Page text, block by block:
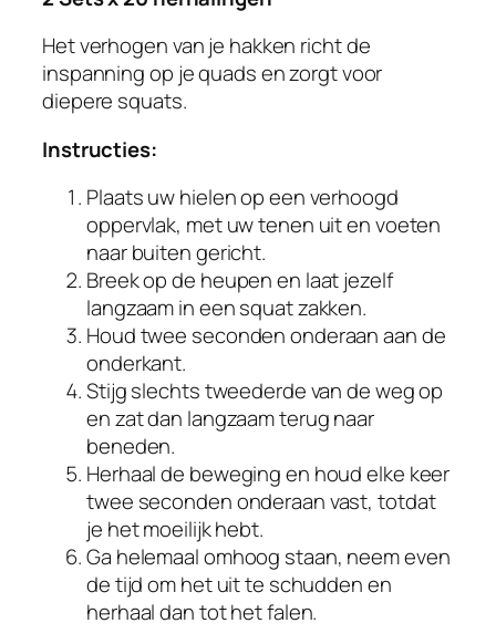
Het verhogen van je hakken richt de
inspanning op je quads en zorgt voor
diepere squats.
Instructies:
Plaats uw hielen op een verhoogd
oppervlak, met uw tenen uit en voeten
naar buiten gericht.
Breek op de heupen en laat jezelf
langzaam in een squat zakken.
Houd twee seconden onderaan aan de
onderkant.
Stijg slechts tweederde van de weg op
en zat dan langzaam terug naar
beneden.
Herhaal de beweging en houd elke keer
twee seconden onderaan vast, totdat
je het moeilijk hebt.
Ga helemaal omhoog staan, neem even
de tijd om het uit te schudden en
herhaal dan tot het falen.